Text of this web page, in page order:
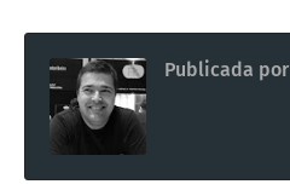
Publicada por